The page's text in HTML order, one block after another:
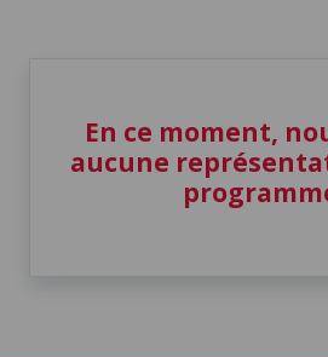
En ce moment,
aucune